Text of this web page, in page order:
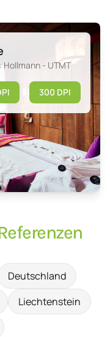
Hollmann - UTMT
300 DPI
Deutschland
Liechtenstein